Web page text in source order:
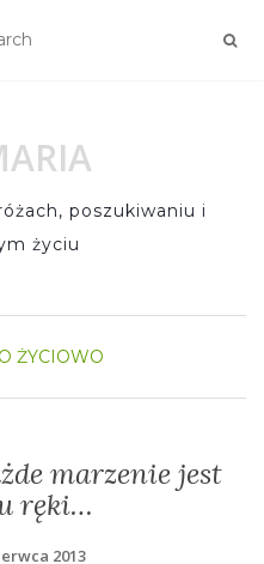
poszukiwaniu i
życiu
ŻYCIOWO
marzenie jest
ręki…
2013